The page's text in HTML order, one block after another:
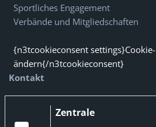
Sportliches Engagement
Verbände und Mitgliedschaften
{n3tcookieconsent
ändern{/n3tcookieconsent}
Kontakt
Zentrale